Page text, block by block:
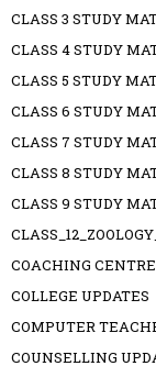
CLASS 3 STUDY
CLASS 4 STUDY
CLASS 5 STUDY
CLASS 6 STUDY
CLASS 7 STUDY
CLASS 8 STUDY
CLASS 9 STUDY
COACHING
COLLEGE UPDATES
COMPUTER
COUNSELLING